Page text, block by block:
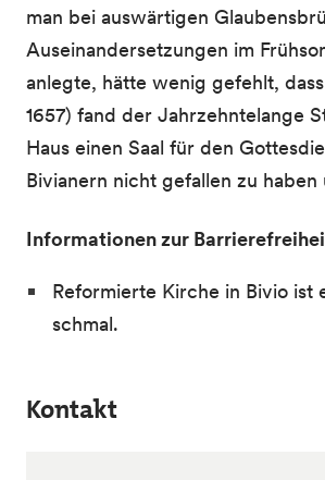
man bei auswärtigen
Auseinandersetzungen im
anlegte, hätte wenig gefehlt,
1657) fand der Jahrzehntelange
Haus einen Saal für den
Bivianern nicht gefallen zu
Informationen zur
Reformierte Kirche in Bivio ist
schmal.
Kontakt